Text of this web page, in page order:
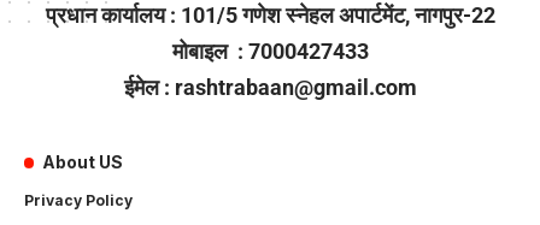
प्रधान कार्यालय : 101/5 गणेश स्नेहल अपार्टमेंट, नागपुर-22
मोबाइल : 7000427433
ईमेल : rashtrabaan@gmail.com
About US
Privacy Policy